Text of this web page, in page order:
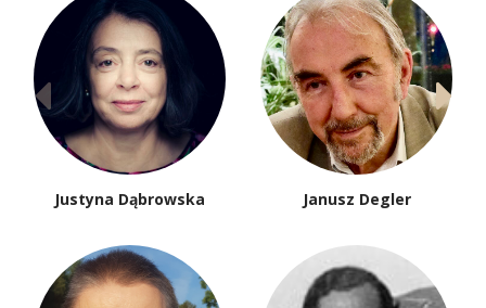
Justyna Dąbrowska Janusz Degler